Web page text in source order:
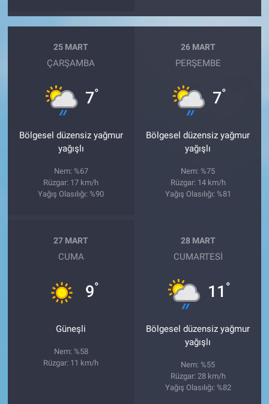
25 MART
ÇARŞAMBA
7°
Bölgesel düzensiz yağmur
yağışlı
Nem: %67
Rüzgar: 17 km/h
Yağış Olasılığı: %90
26 MART
PERŞEMBE
7°
Bölgesel düzensiz yağmur
yağışlı
Nem: %75
Rüzgar: 14 km/h
Yağış Olasılığı: %81
27 MART
CUMA
9°
Güneşli
Nem: %58
Rüzgar: 11 km/h
28 MART
CUMARTESI
11 °
Bölgesel düzensiz yağmur
yağışlı
Nem: %55
Rüzgar: 28 km/h
Yağış Olasılığı: %82